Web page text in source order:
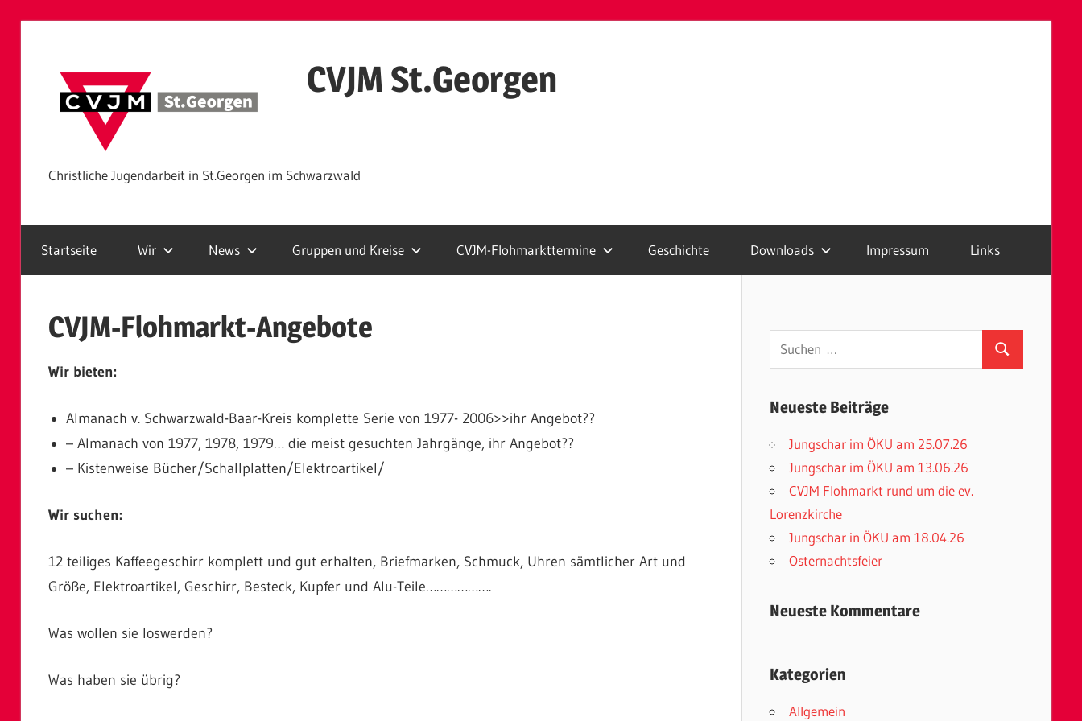
springen
CVJM St.Georgen
Christliche Jugendarbeit in St.Georgen im Schwarzwald
Startseite Wir News Gruppen und Kreise CVJM-Flohmarkttermine Geschichte Downloads Impressum Links
CVJM-Flohmarkt-Angebote
Wir bieten:
Almanach v. Schwarzwald-Baar-Kreis komplette Serie von 1977- 2006>>ihr Angebot??
– Almanach von 1977, 1978, 1979… die meist gesuchten Jahrgänge, ihr Angebot??
– Kistenweise Bücher/Schallplatten/Elektroartikel/
Wir suchen:
12 teiliges Kaffeegeschirr komplett und gut erhalten, Briefmarken, Schmuck, Uhren sämtlicher Art und
Größe, Elektroartikel, Geschirr, Besteck, Kupfer und Alu-Teile……………….
Was wollen sie loswerden?
Was haben sie übrig?
Suchen
nach:
Suchen
Neueste Beiträge
Jungschar im ÖKU am 25.07.26
Jungschar im ÖKU am 13.06.26
CVJM Flohmarkt rund um die ev.
Lorenzkirche
Jungschar in ÖKU am 18.04.26
Osternachtsfeier
Neueste Kommentare
Kategorien
Allgemein